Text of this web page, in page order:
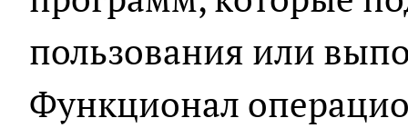
пользования или
Функционал